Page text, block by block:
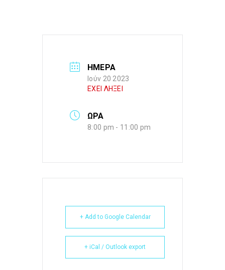
ΗΜΕΡΑ
Ιούν 20 2023
ΕΧΕΙ ΛΗΞΕΙ
ΩΡΑ
8:00 pm - 11:00 pm
+ Add to Google Calendar
+ iCal / Outlook export